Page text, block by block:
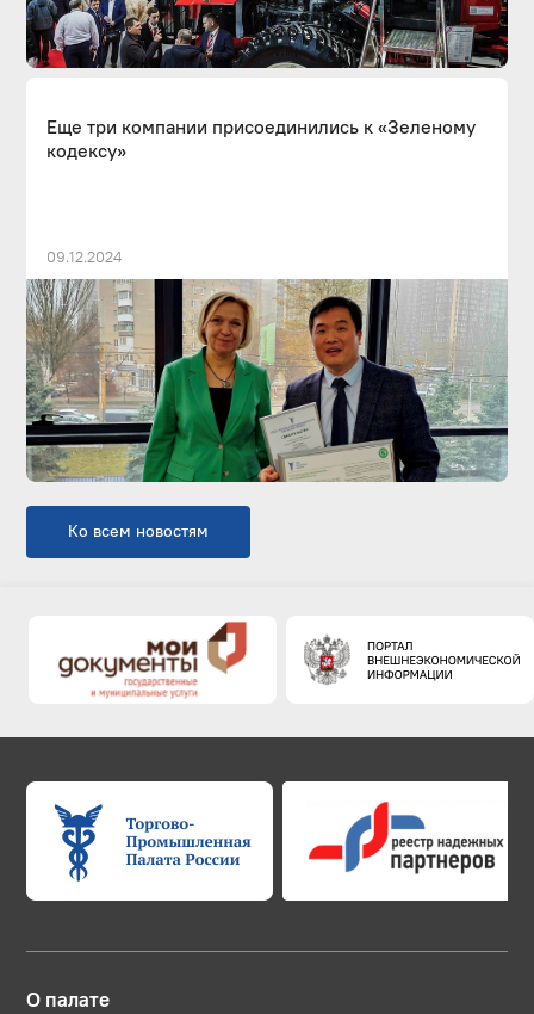
Еще три компании присоединились к «Зеленому
кодексу»
09.12.2024
Ко всем новостям
О палате